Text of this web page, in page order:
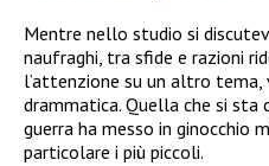
Mentre nello studio si
naufraghi, tra sfide e razioni
l’attenzione su un altro tema,
drammatica. Quella che si sta
guerra ha messo in ginocchio
particolare i più piccoli.